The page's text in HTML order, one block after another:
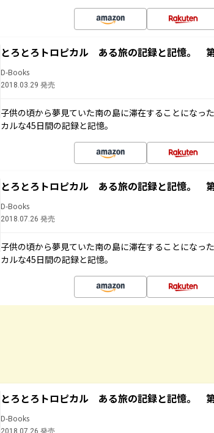
とろとろトロピカル ある旅の記録と記憶。
D-Books
2018.03.29 発売
子供の頃から夢見ていた南の島に滞在することになっ
カルな45日間の記録と記憶。
とろとろトロピカル ある旅の記録と記憶。
D-Books
2018.07.26 発売
子供の頃から夢見ていた南の島に滞在することになっ
カルな45日間の記録と記憶。
とろとろトロピカル ある旅の記録と記憶。
D-Books
2018.07.26 発売